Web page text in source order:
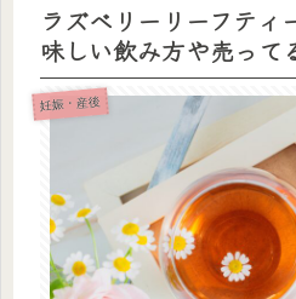
ラズベリーリーフティ
味しい飲み方や売って
妊娠・産後